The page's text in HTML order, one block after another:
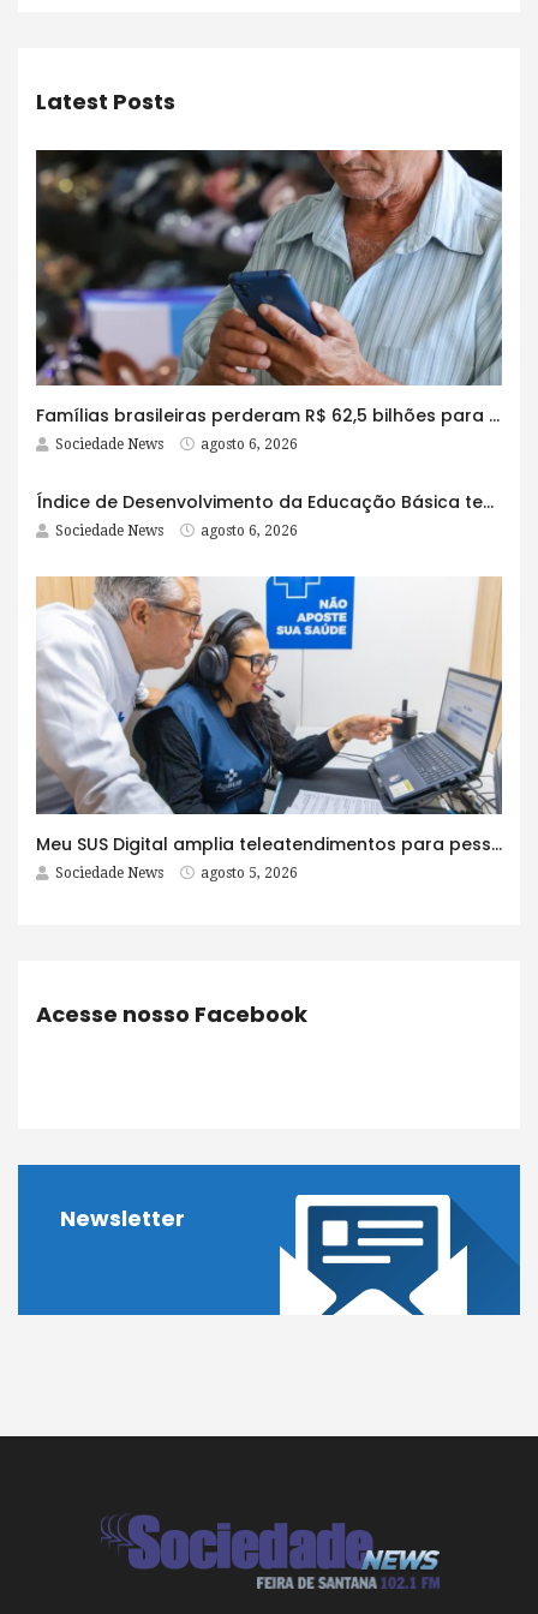
Latest Posts
Famílias brasileiras perderam R$ 62,5 bilhões para bets em 2025
Sociedade News agosto 6, 2026
Índice de Desenvolvimento da Educação Básica tem elevação em todas as etapas
Sociedade News agosto 6, 2026
Meu SUS Digital amplia teleatendimentos para pessoas com problemas com jogos e apostas
Sociedade News agosto 5, 2026
Acesse nosso Facebook
Newsletter